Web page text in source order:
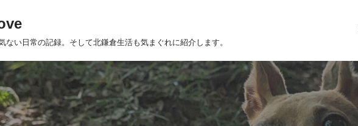
ない日常の記録。そして北鎌倉生活も気まぐれに紹介します。